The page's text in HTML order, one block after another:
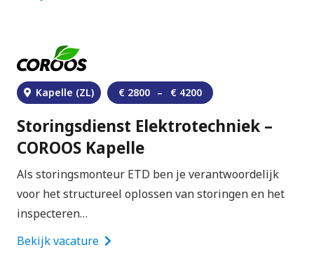
Kapelle (ZL) € 2800 – € 4200
Storingsdienst Elektrotechniek –
COROOS Kapelle
Als storingsmonteur ETD ben je verantwoordelijk
voor het structureel oplossen van storingen en het
inspecteren…
Bekijk vacature